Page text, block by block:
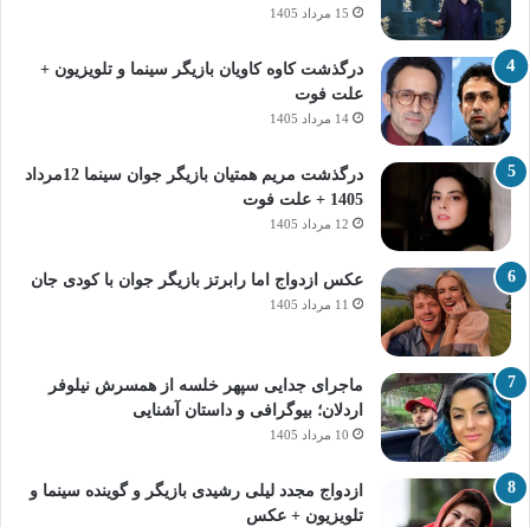
15 مرداد 1405
درگذشت کاوه کاویان بازیگر سینما و تلویزیون +
علت فوت
14 مرداد 1405
درگذشت مریم همتیان بازیگر جوان سینما 12مرداد
1405 + علت فوت
12 مرداد 1405
عکس ازدواج اما رابرتز بازیگر جوان با کودی جان
11 مرداد 1405
ماجرای جدایی سپهر خلسه از همسرش نیلوفر
اردلان؛ بیوگرافی و داستان آشنایی
10 مرداد 1405
ازدواج مجدد لیلی رشیدی بازیگر و گوینده سینما و
تلویزیون + عکس